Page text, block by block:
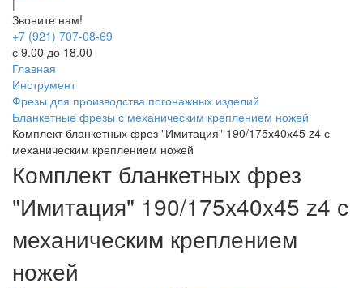
Звоните нам!
+7 (921) 707-08-69
с 9.00 до 18.00
Главная
Инструмент
Фрезы для производства погонажных изделий
Бланкетные фрезы с механическим креплением ножей
Комплект бланкетных фрез "Имитация" 190/175х40х45 z4 с
механическим креплением ножей
Комплект бланкетных фрез
"Имитация" 190/175х40х45 z4 с
механическим креплением
ножей